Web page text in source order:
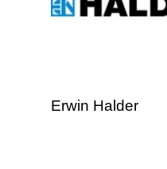
Erwin Halder